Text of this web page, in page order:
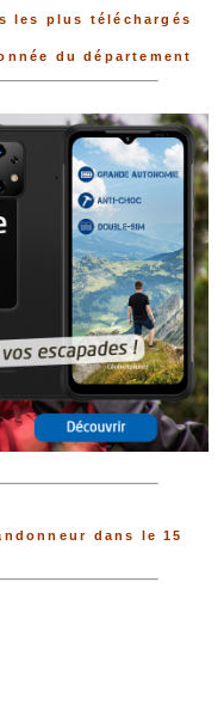
les plus téléchargés
du département
dans le 15